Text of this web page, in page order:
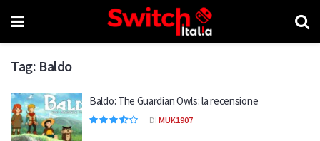
Tag: Baldo
Baldo: The Guardian Owls: la recensione
DI MUK1907